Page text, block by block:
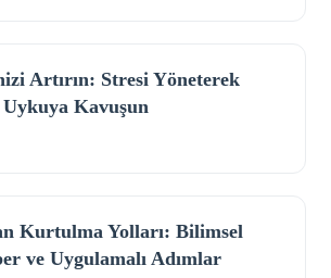
Artırın: Stresi Yöneterek
Kavuşun
Kurtulma Yolları: Bilimsel
ve Uygulamalı Adımlar